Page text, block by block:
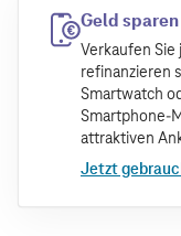
Geld
Verkaufen
refinanzieren
Smartwatch
Smartphone-
attraktiven
Jetzt